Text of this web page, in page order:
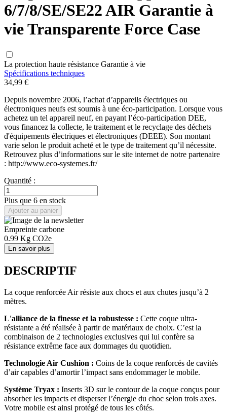
6/7/8/SE/SE22 AIR Garantie à
vie Transparente Force Case
La protection haute résistance Garantie à vie
Spécifications techniques
34,99 €
Depuis novembre 2006, l’achat d’appareils électriques ou
électroniques neufs est soumis à une éco-participation. Lorsque vous
achetez un tel appareil neuf, en payant l’éco-participation DEE,
vous financez la collecte, le traitement et le recyclage des déchets
d'équipements électriques et électroniques (DEEE). Son montant
varie selon le produit acheté et le type de traitement qu’il nécessite.
Retrouvez plus d’informations sur le site internet de notre partenaire
: http://www.eco-systemes.fr/
Quantité :
Plus que 6 en stock
Ajouter au panier
Empreinte carbone
0.99 Kg CO2e
En savoir plus
DESCRIPTIF
La coque renforcée Air résiste aux chocs et aux chutes jusqu’à 2
mètres.
L'alliance de la finesse et la robustesse : Cette coque ultra-
résistante a été réalisée à partir de matériaux de choix. C’est la
combinaison de 2 technologies exclusives qui lui confère sa
résistance extrême face aux dommages du quotidien.
Technologie Air Cushion : Coins de la coque renforcés de cavités
d’air capables d’amortir l’impact sans endommager le mobile.
Système Tryax : Inserts 3D sur le contour de la coque conçus pour
absorber les impacts et disperser l’énergie du choc selon trois axes.
Votre mobile est ainsi protégé de tous les côtés.